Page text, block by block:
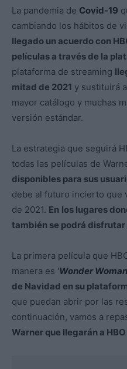
La pandemia de Covid-19
cambiando los hábitos de
llegado un acuerdo con
películas a través de la
plataforma de streaming
mitad de 2021 y sustituirá
mayor catálogo y muchas
versión estándar.
La estrategia que seguirá
todas las películas de
disponibles para sus
debe al futuro incierto que
de 2021. En los lugares
también se podrá disfrutar
La primera película que
manera es 'Wonder
de Navidad en su
que puedan abrir por las
continuación, vamos a
Warner que llegarán a